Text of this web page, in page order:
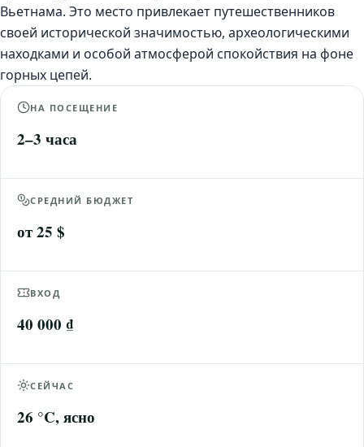
Вьетнама. Это место привлекает путешественников
своей исторической значимостью, археологическими
находками и особой атмосферой спокойствия на фоне
горных цепей.
НА ПОСЕЩЕНИЕ
2–3 часа
СРЕДНИЙ БЮДЖЕТ
от 25 $
ВХОД
40 000 ₫
СЕЙЧАС
26 °C, ясно